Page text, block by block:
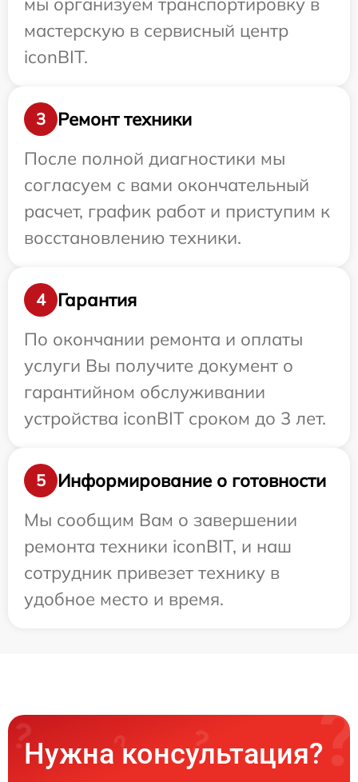
мастерскую в сервисный центр
iconBIT.
3
Ремонт техники
После полной диагностики мы
согласуем с вами окончательный
расчет, график работ и приступим к
восстановлению техники.
4
Гарантия
По окончании ремонта и оплаты
услуги Вы получите документ о
гарантийном обслуживании
устройства iconBIT сроком до 3 лет.
5
Информирование о готовности
Мы сообщим Вам о завершении
ремонта техники iconBIT, и наш
сотрудник привезет технику в
удобное место и время.
Нужна консультация?